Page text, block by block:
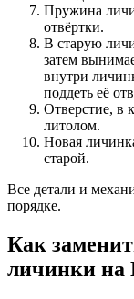
Пружина
отвёртки.
В старую
затем
внутри
поддеть её
Отверстие, в
литолом.
Новая
старой.
Все детали и
порядке.
Как
личинки на